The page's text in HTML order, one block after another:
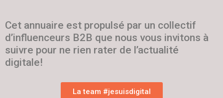
Cet annuaire est propulsé par un collectif
d’influenceurs B2B que nous vous invitons à
suivre pour ne rien rater de l’actualité
digitale!
La team #jesuisdigital